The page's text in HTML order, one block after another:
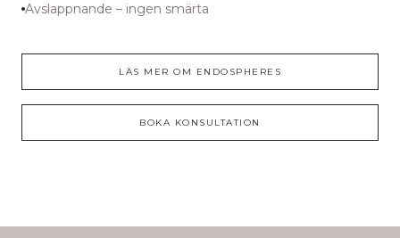
Avslappnande – ingen smärta
LÄS MER OM ENDOSPHERES
BOKA KONSULTATION